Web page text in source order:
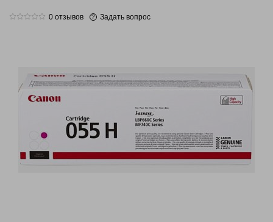
0 отзывов Задать вопрос